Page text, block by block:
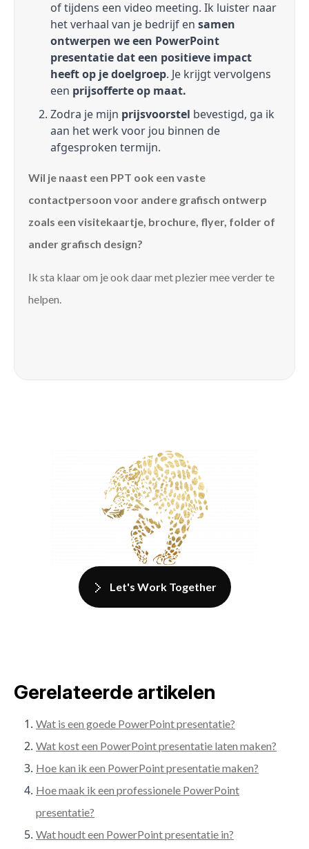
of tijdens een video meeting. Ik luister naar
het verhaal van je bedrijf en samen
ontwerpen we een PowerPoint
presentatie dat een positieve impact
heeft op je doelgroep. Je krijgt vervolgens
een prijsofferte op maat.
Zodra je mijn prijsvoorstel bevestigd, ga ik
aan het werk voor jou binnen de
afgesproken termijn.
Wil je naast een PPT ook een vaste
contactpersoon voor andere grafisch ontwerp
zoals een visitekaartje, brochure, flyer, folder of
ander grafisch design?
Ik sta klaar om je ook daar met plezier mee verder te
helpen.
Let's Work Together
Gerelateerde artikelen
Wat is een goede PowerPoint presentatie?
Wat kost een PowerPoint presentatie laten maken?
Hoe kan ik een PowerPoint presentatie maken?
Hoe maak ik een professionele PowerPoint
presentatie?
Wat houdt een PowerPoint presentatie in?